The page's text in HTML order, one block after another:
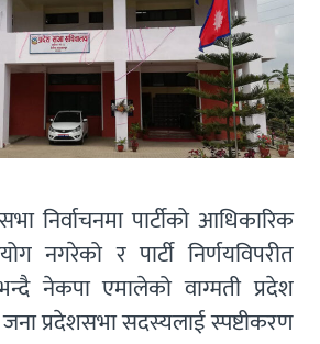
निर्वाचनमा पार्टीको आधिकारिक
नगरेको र पार्टी निर्णयविपरीत
नेकपा एमालेको वाग्मती प्रदेश
प्रदेशसभा सदस्यलाई स्पष्टीकरण